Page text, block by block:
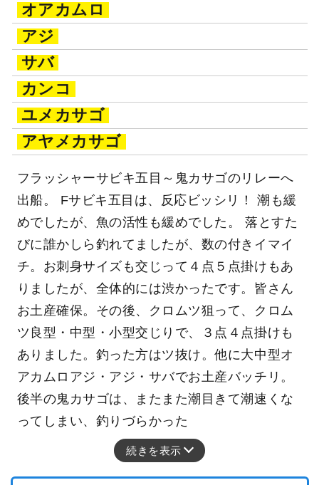
オアカムロ
アジ
サバ
カンコ
ユメカサゴ
アヤメカサゴ
フラッシャーサビキ五目～鬼カサゴのリレーへ
出船。 Fサビキ五目は、反応ビッシリ！ 潮も緩
めでしたが、魚の活性も緩めでした。 落とすた
びに誰かしら釣れてましたが、数の付きイマイ
チ。お刺身サイズも交じって４点５点掛けもあ
りましたが、全体的には渋かったです。皆さん
お土産確保。その後、クロムツ狙って、クロム
ツ良型・中型・小型交じりで、３点４点掛けも
ありました。釣った方はツ抜け。他に大中型オ
アカムロアジ・アジ・サバでお土産バッチリ。
後半の鬼カサゴは、またまた潮目きて潮速くな
ってしまい、釣りづらかった
続きを表示